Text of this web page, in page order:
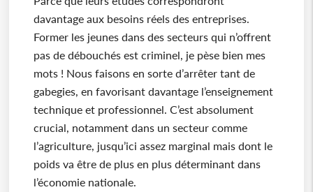
davantage aux besoins réels des entreprises.
Former les jeunes dans des secteurs qui n’offrent
pas de débouchés est criminel, je pèse bien mes
mots ! Nous faisons en sorte d’arrêter tant de
gabegies, en favorisant davantage l’enseignement
technique et professionnel. C’est absolument
crucial, notamment dans un secteur comme
l’agriculture, jusqu’ici assez marginal mais dont le
poids va être de plus en plus déterminant dans
l’économie nationale.